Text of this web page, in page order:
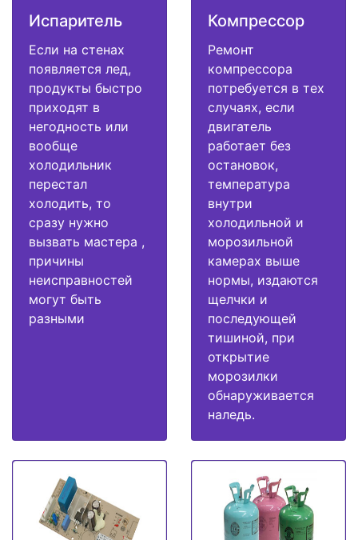
Испаритель
Если на стенах
появляется лед,
продукты быстро
приходят в
негодность или
вообще
холодильник
перестал
холодить, то
сразу нужно
вызвать мастера ,
причины
неисправностей
могут быть
разными
Компрессор
Ремонт
компрессора
потребуется в тех
случаях, если
двигатель
работает без
остановок,
температура
внутри
холодильной и
морозильной
камерах выше
нормы, издаются
щелчки и
последующей
тишиной, при
открытие
морозилки
обнаруживается
наледь.